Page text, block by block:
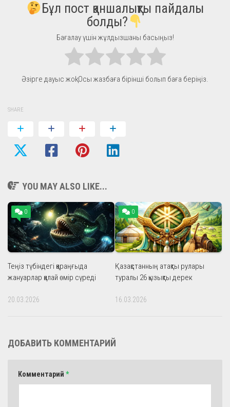
Бұл пост қаншалықты пайдалы
болды?
Бағалау үшін жұлдызшаны басыңыз!
Әзірге дауыс жоқ! Осы жазбаға бірінші болып баға беріңіз.
SHARE
YOU MAY ALSO LIKE...
0
Теңіз түбіндегі қараңғыда
жануарлар қалай өмір сүреді
20.03.2026
0
Қазақстанның атақты рулары
туралы 26 қызықты дерек
16.03.2026
ДОБАВИТЬ КОММЕНТАРИЙ
Комментарий *